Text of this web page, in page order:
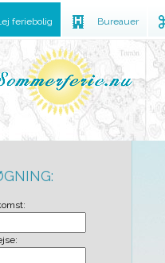
feriebolig Bureauer